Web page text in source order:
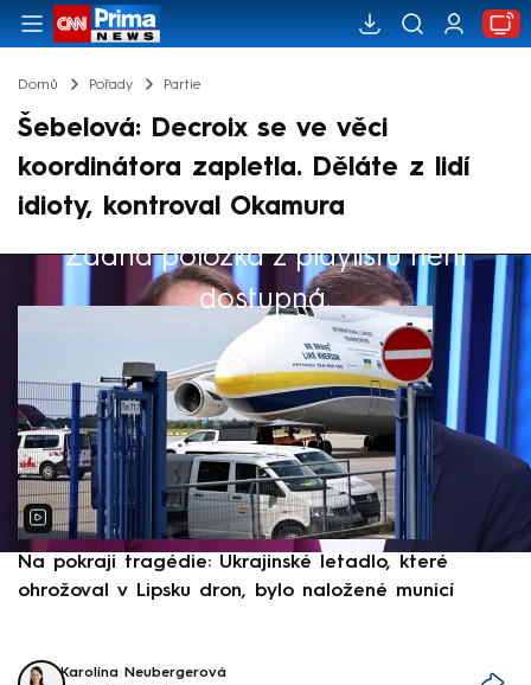
Domů Pořady Partie
Šebelová: Decroix se ve věci
koordinátora zapletla. Děláte z lidí
idioty, kontroval Okamura
Žádná položka z playlistu není
dostupná.
Výběr redakce
Na pokraji tragédie: Ukrajinské letadlo, které
ohrožoval v Lipsku dron, bylo naložené municí
Karolína Neubergerová